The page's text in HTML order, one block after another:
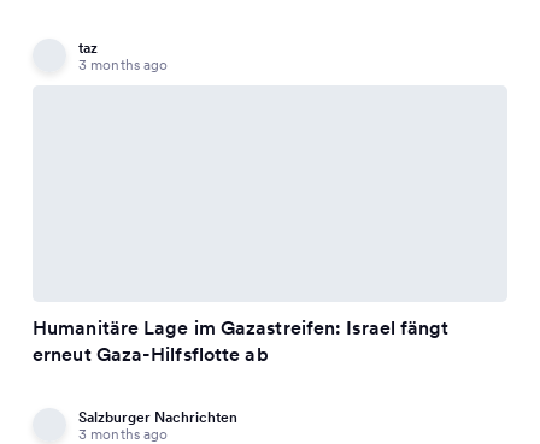
taz
3 months ago
Humanitäre Lage im Gazastreifen: Israel fängt
erneut Gaza-Hilfsflotte ab
Salzburger Nachrichten
3 months ago